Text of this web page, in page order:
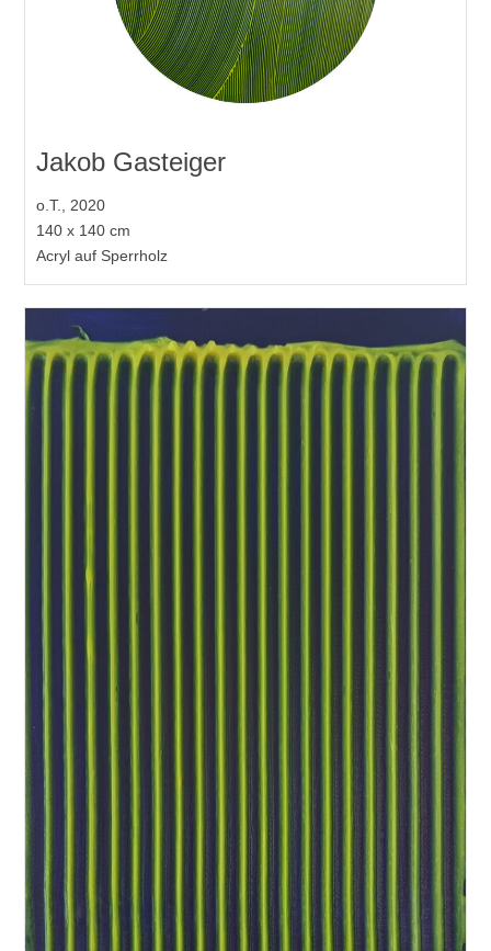
Jakob Gasteiger
o.T., 2020
140 x 140 cm
Acryl auf Sperrholz